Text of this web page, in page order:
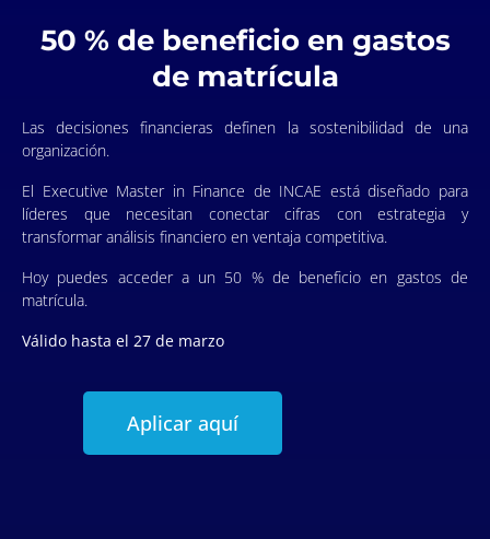
50 % de beneficio en gastos
de matrícula
Las decisiones financieras definen la sostenibilidad de una
organización.
El Executive Master in Finance de INCAE está diseñado para
líderes que necesitan conectar cifras con estrategia y
transformar análisis financiero en ventaja competitiva.
Hoy puedes acceder a un 50 % de beneficio en gastos de
matrícula.
Válido hasta el 27 de marzo
Aplicar aquí